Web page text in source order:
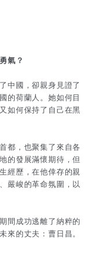
氣？
國，卻親身見證了
的荷蘭人。她如何目
如何保持了自己在黑
，也聚集了來自各
的發展滿懷期待，但
經歷，在他倖存的親
嚴峻的革命氛圍，以
成功逃離了納粹的
來的丈夫：曹日昌。